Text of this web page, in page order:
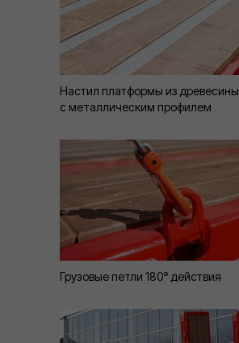
Грузовые петли 180° действия
Настил платформы из древесины
с металлическим профилем